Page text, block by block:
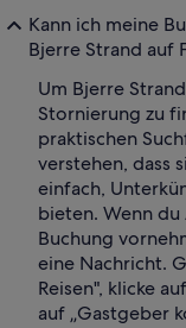
Kann ich meine
Bjerre Strand auf
Um Bjerre
Stornierung zu
praktischen
verstehen, dass
einfach,
bieten. Wenn
Buchung
eine Nachricht.
Reisen", klicke
auf „Gastgeber